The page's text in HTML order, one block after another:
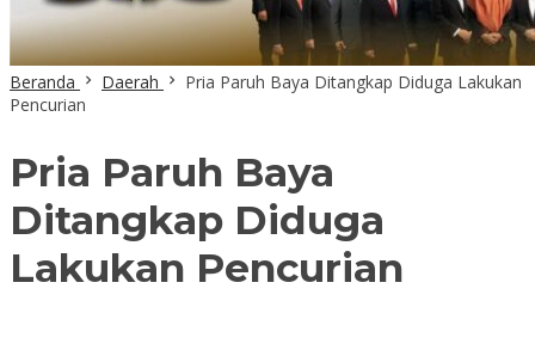
Beranda Daerah
Pria Paruh Baya Ditangkap Diduga Lakukan
Pencurian
Pria Paruh Baya
Ditangkap Diduga
Lakukan Pencurian